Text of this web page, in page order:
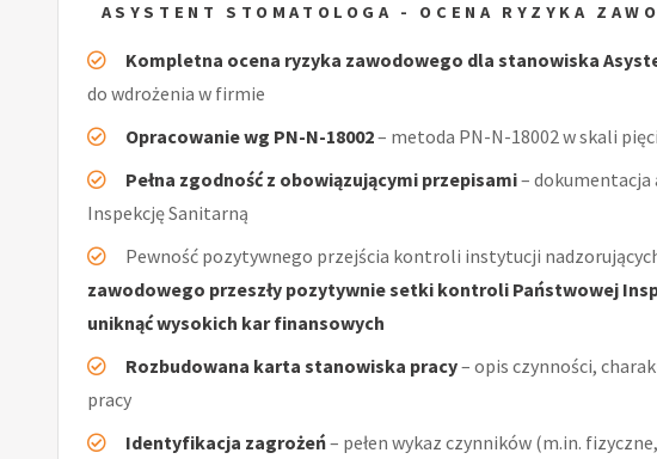
ASYSTENT STOMATOLOGA - OCENA RYZYKA
Kompletna ocena ryzyka zawodowego dla stanowiska
do wdrożenia w firmie
Opracowanie wg PN-N-18002– metoda PN-N-18002 w skali
Pełna zgodność z obowiązującymi przepisami–
Inspekcję Sanitarną
Pewność pozytywnego przejścia kontroli instytucji
zawodowego przeszły pozytywnie setki kontroli Państwowej
uniknąć wysokich kar finansowych
Rozbudowana karta stanowiska pracy– opis czynności,
pracy
Identyfikacja zagrożeń– pełen wykaz czynników (m.in.